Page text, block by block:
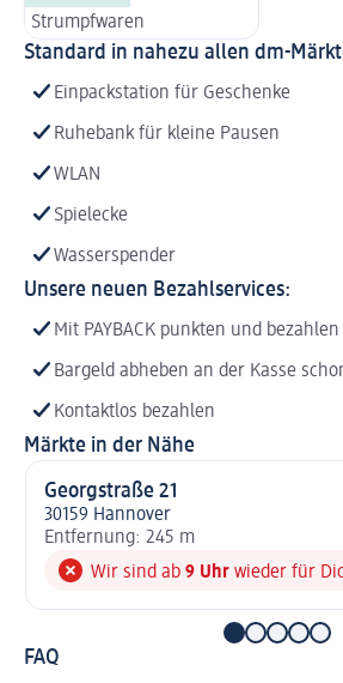
Strumpfwaren
Standard in nahezu allen dm-
Einpackstation für Geschenke
Ruhebank für kleine Pausen
WLAN
Spielecke
Wasserspender
Unsere neuen Bezahlservices:
Mit PAYBACK punkten und bezahlen
Bargeld abheben an der Kasse
Kontaktlos bezahlen
Märkte in der Nähe
Georgstraße 21
30159 Hannover
Entfernung: 245 m
Wir sind ab 9 Uhr wieder für
FAQ